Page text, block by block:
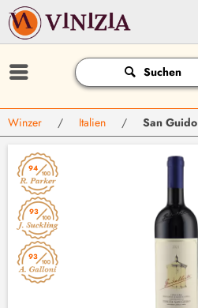
Suchen
Winzer / Italien / San Guido
94
93
93